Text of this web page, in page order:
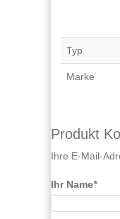
Typ
Marke
Produkt
Ihre E-Mail-
Ihr Name*